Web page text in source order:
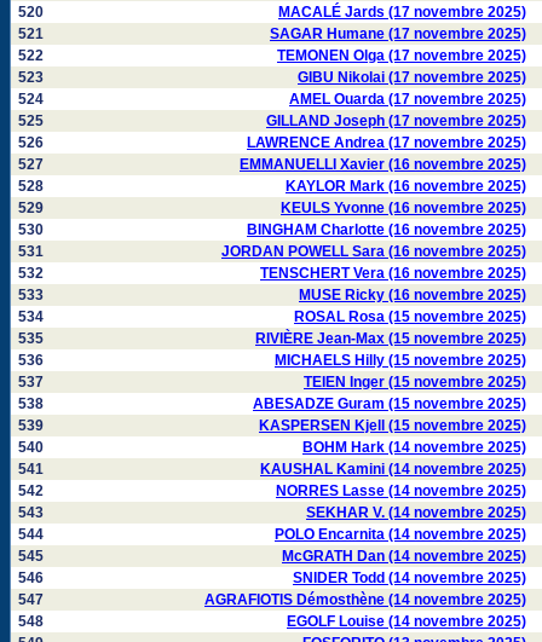
520
MACALÉ Jards (17 novembre 2025)
521
SAGAR Humane (17 novembre 2025)
522
TEMONEN Olga (17 novembre 2025)
523
GIBU Nikolai (17 novembre 2025)
524
AMEL Ouarda (17 novembre 2025)
525
GILLAND Joseph (17 novembre 2025)
526
LAWRENCE Andrea (17 novembre 2025)
527
EMMANUELLI Xavier (16 novembre 2025)
528
KAYLOR Mark (16 novembre 2025)
529
KEULS Yvonne (16 novembre 2025)
530
BINGHAM Charlotte (16 novembre 2025)
531
JORDAN POWELL Sara (16 novembre 2025)
532
TENSCHERT Vera (16 novembre 2025)
533
MUSE Ricky (16 novembre 2025)
534
ROSAL Rosa (15 novembre 2025)
535
RIVIÈRE Jean-Max (15 novembre 2025)
536
MICHAELS Hilly (15 novembre 2025)
537
TEIEN Inger (15 novembre 2025)
538
ABESADZE Guram (15 novembre 2025)
539
KASPERSEN Kjell (15 novembre 2025)
540
BOHM Hark (14 novembre 2025)
541
KAUSHAL Kamini (14 novembre 2025)
542
NORRES Lasse (14 novembre 2025)
543
SEKHAR V. (14 novembre 2025)
544
POLO Encarnita (14 novembre 2025)
545
McGRATH Dan (14 novembre 2025)
546
SNIDER Todd (14 novembre 2025)
547
AGRAFIOTIS Démosthène (14 novembre 2025)
548
EGOLF Louise (14 novembre 2025)